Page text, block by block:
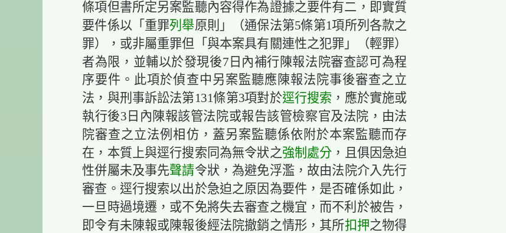
條項但書所定另案監聽內容得作為證據之要件有二，即實質
要件係以「重罪列舉原則」（通保法第5條第1項所列各款之
罪），或非屬重罪但「與本案具有關連性之犯罪」（輕罪）
者為限，並輔以於發現後7日內補行陳報法院審查認可為程
序要件。此項於偵查中另案監聽應陳報法院事後審查之立
法，與刑事訴訟法第131條第3項對於逕行搜索 ，應於實施或
執行後3日內陳報該管法院或報告該管檢察官及法院，由法
院審查之立法例相仿，蓋另案監聽係依附於本案監聽而存
在，本質上與逕行搜索同為無令狀之強制處分 ，且俱因急迫
性併屬未及事先聲請令狀，為避免浮濫，故由法院介入先行
審查。逕行搜索以出於急迫之原因為要件，是否確係如此，
一旦時過境遷，或不免將失去審查之機宜，而不利於被告，
即令有未陳報或陳報後經法院撤銷之情形，其所扣押之物得